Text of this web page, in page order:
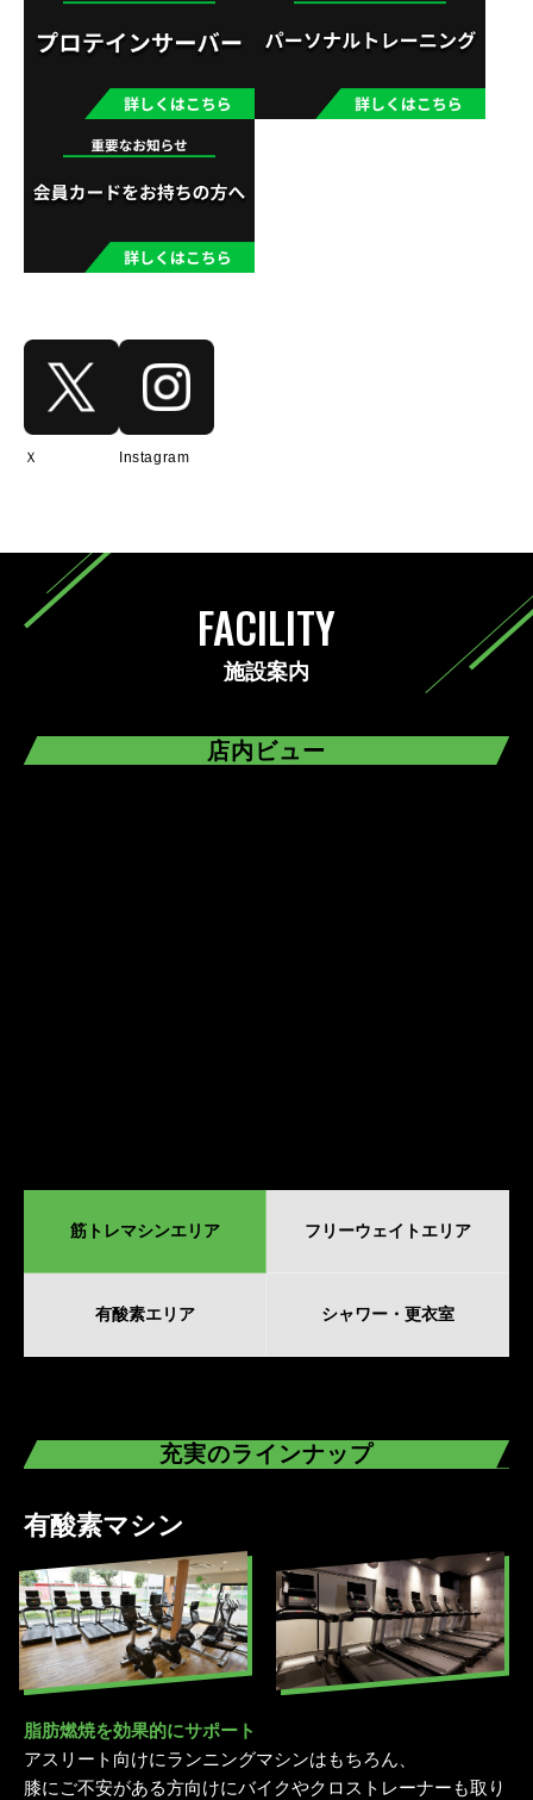
Ｘ Instagram
FACILITY
施設案内
店内ビュー
筋トレマシンエリア フリーウェイトエリア
有酸素エリア シャワー・更衣室
充実のラインナップ
有酸素マシン
脂肪燃焼を効果的にサポート
アスリート向けにランニングマシンはもちろん、
膝にご不安がある方向けにバイクやクロストレーナーも取り